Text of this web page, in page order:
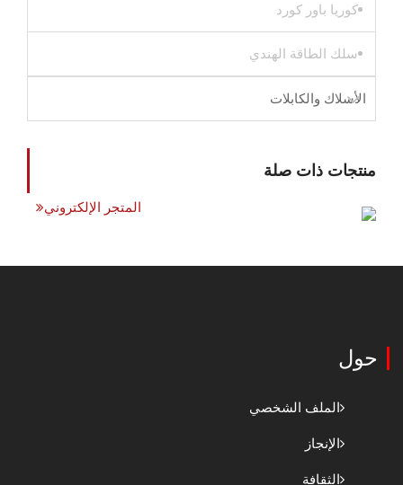
كوريا باور كورد
سلك الطاقة الهندي
الأسلاك والكابلات
منتجات ذات صلة
المتجر الإلكتروني
حول
الملف الشخصي
الإنجاز
الثقافة